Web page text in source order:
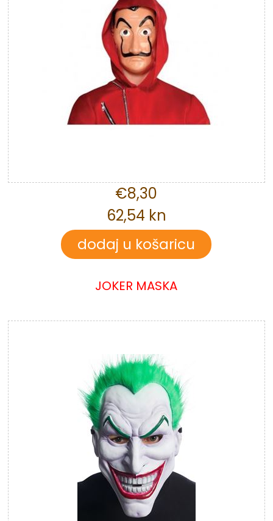
€8,30
62,54 kn
JOKER MASKA